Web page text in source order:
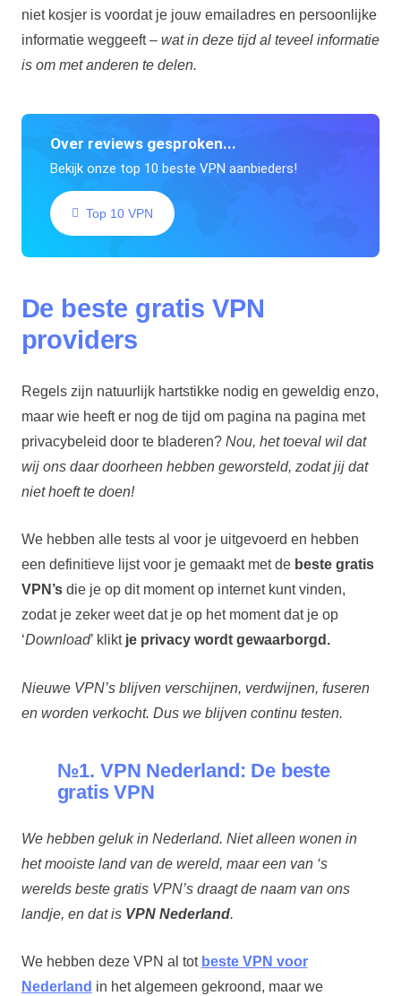
niet kosjer is voordat je jouw emailadres en persoonlijke
informatie weggeeft – wat in deze tijd al teveel informatie
is om met anderen te delen.
Over reviews gesproken...
Bekijk onze top 10 beste VPN aanbieders!
Top 10 VPN
De beste gratis VPN
providers
Regels zijn natuurlijk hartstikke nodig en geweldig enzo,
maar wie heeft er nog de tijd om pagina na pagina met
privacybeleid door te bladeren? Nou, het toeval wil dat
wij ons daar doorheen hebben geworsteld, zodat jij dat
niet hoeft te doen!
We hebben alle tests al voor je uitgevoerd en hebben
een definitieve lijst voor je gemaakt met de beste gratis
VPN’sdie je op dit moment op internet kunt vinden,
zodat je zeker weet dat je op het moment dat je op
‘Download’ klikt je privacy wordt gewaarborgd.
Nieuwe VPN’s blijven verschijnen, verdwijnen, fuseren
en worden verkocht. Dus we blijven continu testen.
№1. VPN Nederland: De beste
gratis VPN
We hebben geluk in Nederland. Niet alleen wonen in
het mooiste land van de wereld, maar een van ‘s
werelds beste gratis VPN’s draagt de naam van ons
landje, en dat is VPN Nederland.
We hebben deze VPN al tot beste VPN voor
Nederland in het algemeen gekroond, maar we